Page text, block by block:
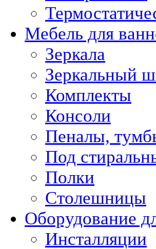
Мебель для
Зеркала
Зеркальный
Комплекты
Консоли
Пеналы,
Под
Полки
Столешницы
Оборудование
Инсталляции